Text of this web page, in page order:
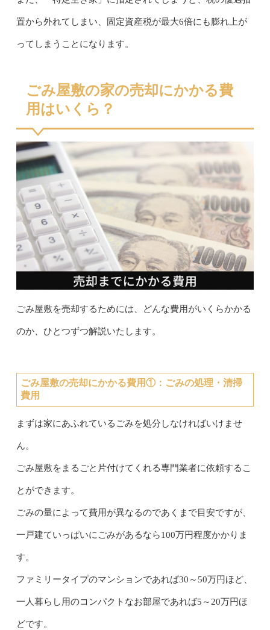
置から外れてしまい、固定資産税が最大6倍にも膨れ上が
ってしまうことになります。
ごみ屋敷の家の売却にかかる費
用はいくら？
ごみ屋敷を売却するためには、どんな費用がいくらかかる
のか、ひとつずつ解説いたします。
ごみ屋敷の売却にかかる費用①：ごみの処理・清掃
費用
まずは家にあふれているごみを処分しなければいけませ
ん。
ごみ屋敷をまるごと片付けてくれる専門業者に依頼するこ
とができます。
ごみの量によって費用が異なるのであくまで目安ですが、
一戸建ていっぱいにごみがあるなら100万円程度かかりま
す。
ファミリータイプのマンションであれば30～50万円ほど、
一人暮らし用のコンパクトなお部屋であれば5～20万円ほ
どです。